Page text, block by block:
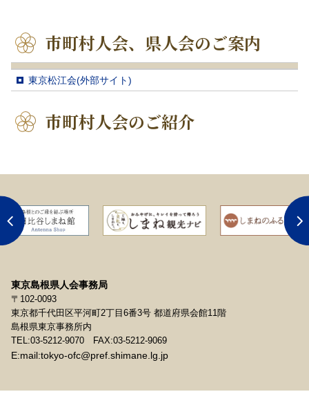
市町村人会、県人会のご案内
東京松江会(外部サイト)
市町村人会のご紹介
東京島根県人会事務局
〒102-0093
東京都千代田区平河町2丁目6番3号 都道府県会館11階
島根県東京事務所内
TEL:03-5212-9070
FAX:03-5212-9069
E:mail:tokyo-ofc@pref.shimane.lg.jp